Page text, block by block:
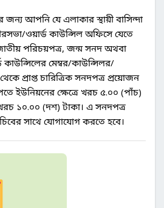
আপনি যে এলাকার স্থায়ী বাসিন্দা
ওয়ার্ড কাউন্সিল অফিসে যেতে
পরিচয়পত্র, জন্ম সনদ অথবা
মেম্বর/কাউন্সিলর/
প্রাপ্ত চারিত্রিক সনদপত্র প্রয়োজন
ইউনিয়নের ক্ষেত্রে খরচ ৫.০০ (পাঁচ)
১০.০০ (দশ) টাকা। এ সনদপত্র
সাথে যোগাযোগ করতে হবে।